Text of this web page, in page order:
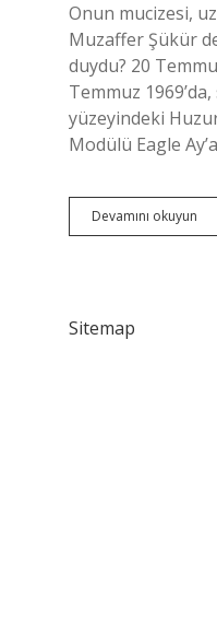
Onun mucizesi,
Muzaffer Şükür
duydu? 20
Temmuz
yüzeyindeki
Modülü Eagle
Devamını okuyun
Sitemap